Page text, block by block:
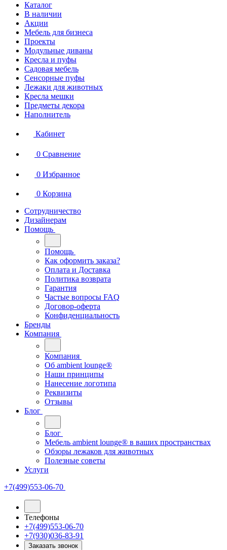
Каталог
В наличии
Акции
Мебель для бизнеса
Проекты
Модульные диваны
Кресла и пуфы
Садовая мебель
Сенсорные пуфы
Лежаки для животных
Кресла мешки
Предметы декора
Наполнитель
Кабинет
0 Сравнение
0 Избранное
0 Корзина
Сотрудничество
Дизайнерам
Помощь
Помощь
Как оформить заказа?
Оплата и Доставка
Политика возврата
Гарантия
Частые вопросы FAQ
Договор-оферта
Конфиденциальность
Бренды
Компания
Компания
Oб ambient lounge®
Наши принципы
Нанесение логотипа
Реквизиты
Отзывы
Блог
Блог
Мебель ambient lounge® в ваших пространствах
Обзоры лежаков для животных
Полезные советы
Услуги
+7(499)553-06-70
Телефоны
+7(499)553-06-70
+7(930)036-83-91
Заказать звонок